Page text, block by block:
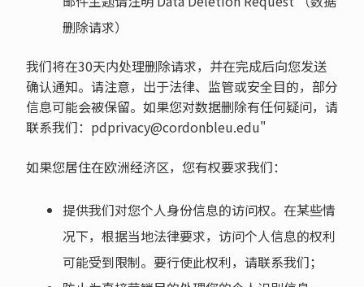
删除请求）
我们将在30天内处理删除请求，并在完成后向您发送
确认通知。请注意，出于法律、监管或安全目的，部分
信息可能会被保留。如果您对数据删除有任何疑问，请
联系我们：pdprivacy@cordonbleu.edu"
如果您居住在欧洲经济区，您有权要求我们：
提供我们对您个人身份信息的访问权。在某些情
况下，根据当地法律要求，访问个人信息的权利
可能受到限制。要行使此权利，请联系我们；